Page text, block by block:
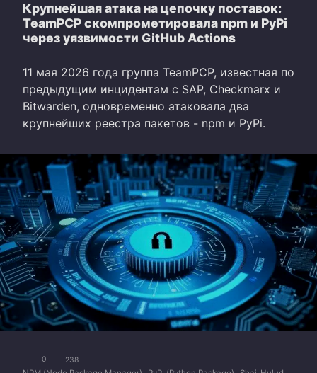
Крупнейшая атака на цепочку поставок:
TeamPCP скомпрометировала npm и PyPi
через уязвимости GitHub Actions
11 мая 2026 года группа TeamPCP, известная по
предыдущим инцидентам с SAP, Checkmarx и
Bitwarden, одновременно атаковала два
крупнейших реестра пакетов - npm и PyPi.
0 238